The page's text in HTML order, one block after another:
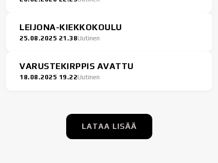
LEIJONA-KIEKKOKOULU
25.08.2025 21.38Uutinen
VARUSTEKIRPPIS AVATTU
18.08.2025 19.22Uutinen
LATAA LISÄÄ